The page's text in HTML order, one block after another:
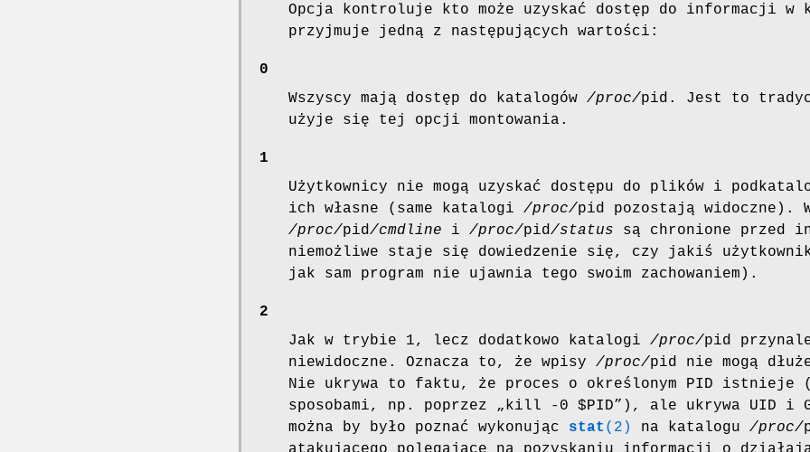
Opcja kontroluje kto może uzyskać dostęp do informacji w
przyjmuje jedną z następujących wartości:
0
Wszyscy mają dostęp do katalogów /proc/pid. Jest to
użyje się tej opcji montowania.
1
Użytkownicy nie mogą uzyskać dostępu do plików i
ich własne (same katalogi /proc/pid pozostają
/proc/pid/cmdline i /proc/pid/status są chronione przed
niemożliwe staje się dowiedzenie się, czy jakiś
jak sam program nie ujawnia tego swoim zachowaniem).
2
Jak w trybie 1, lecz dodatkowo katalogi /proc/pid
niewidoczne. Oznacza to, że wpisy /proc/pid nie mogą
Nie ukrywa to faktu, że proces o określonym PID istnieje
sposobami, np. poprzez „kill -0 $PID”), ale ukrywa UID i
można by było poznać wykonując stat (2) na katalogu /proc/